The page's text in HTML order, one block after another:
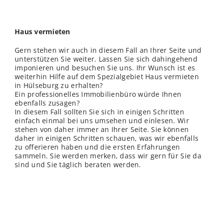
Haus vermieten
Gern stehen wir auch in diesem Fall an Ihrer Seite und
unterstützen Sie weiter. Lassen Sie sich dahingehend
imponieren und besuchen Sie uns. Ihr Wunsch ist es
weiterhin Hilfe auf dem Spezialgebiet Haus vermieten
in Hülseburg zu erhalten?
Ein professionelles Immobilienbüro würde Ihnen
ebenfalls zusagen?
In diesem Fall sollten Sie sich in einigen Schritten
einfach einmal bei uns umsehen und einlesen. Wir
stehen von daher immer an Ihrer Seite. Sie können
daher in einigen Schritten schauen, was wir ebenfalls
zu offerieren haben und die ersten Erfahrungen
sammeln. Sie werden merken, dass wir gern für Sie da
sind und Sie täglich beraten werden.